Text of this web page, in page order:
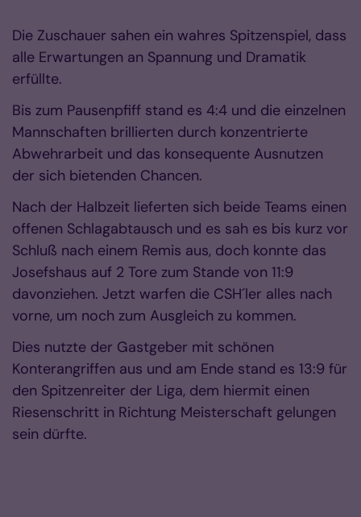
Die Zuschauer sahen ein wahres Spitzenspiel, dass
alle Erwartungen an Spannung und Dramatik
erfüllte.
Bis zum Pausenpfiff stand es 4:4 und die einzelnen
Mannschaften brillierten durch konzentrierte
Abwehrarbeit und das konsequente Ausnutzen
der sich bietenden Chancen.
Nach der Halbzeit lieferten sich beide Teams einen
offenen Schlagabtausch und es sah es bis kurz vor
Schluß nach einem Remis aus, doch konnte das
Josefshaus auf 2 Tore zum Stande von 11:9
davonziehen. Jetzt warfen die CSH´ler alles nach
vorne, um noch zum Ausgleich zu kommen.
Dies nutzte der Gastgeber mit schönen
Konterangriffen aus und am Ende stand es 13:9 für
den Spitzenreiter der Liga, dem hiermit einen
Riesenschritt in Richtung Meisterschaft gelungen
sein dürfte.